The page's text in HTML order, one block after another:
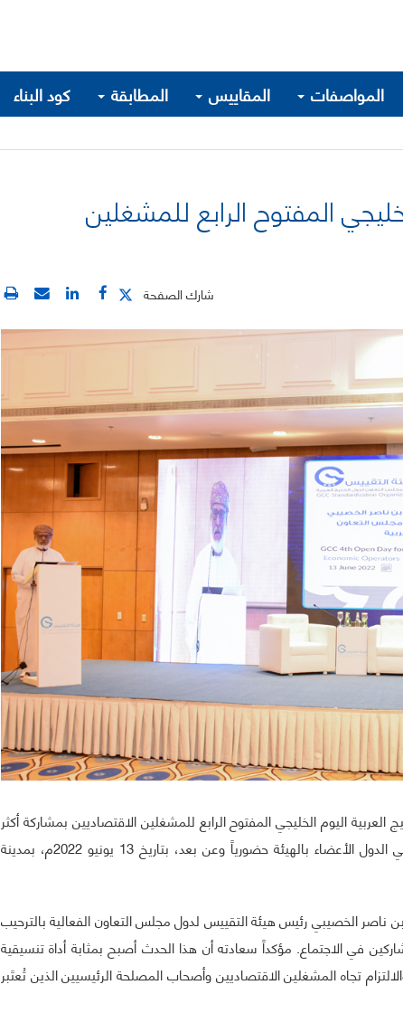
المواصفات المقاييس المطابقة كود البناء
المفتوح الرابع للمشغلين
شارك الصفحة
اليوم الخليجي المفتوح الرابع للمشغلين الاقتصاديين بمشاركة أكثر
من 250 مشارك من المشغلين الاقتصاديين وممثلي الدول الأعضاء بالهيئة حضورياً وعن بعد، بتاريخ 13 يونيو 2022م، بمدينة
ناصر الخصيبي رئيس هيئة التقييس لدول مجلس التعاون الفعالية بالترحيب
في الاجتماع. مؤكداً سعادته أن هذا الحدث أصبح بمثابة أداة تنسيقية
تجاه المشغلين الاقتصاديين وأصحاب المصلحة الرئيسيين الذين تُعتَبر